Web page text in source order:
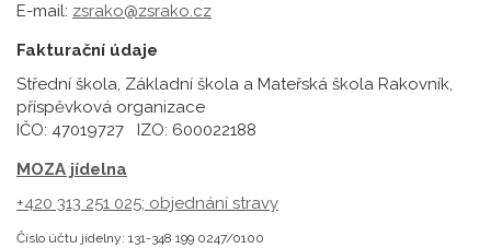
E-mail: zsrako@zsrako.cz
Fakturační údaje
Střední škola, Základní škola a Mateřská škola Rakovník,
příspěvková organizace
IČO: 47019727 IZO: 600022188
MOZA jídelna
+420 313 251 025; objednání stravy
Číslo účtu jídelny: 131-348 199 0247/0100